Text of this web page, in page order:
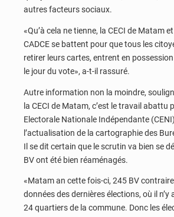
autres facteurs sociaux.
«Qu’à cela ne tienne, la CECI de Matam
CADCE se battent pour que tous les
retirer leurs cartes, entrent en
le jour du vote», a-t-il rassuré.
Autre information non la moindre,
la CECI de Matam, c’est le travail abattu
Electorale Nationale Indépendante
l’actualisation de la cartographie des
Il se dit certain que le scrutin va bien se
BV ont été bien réaménagés.
«Matam an cette fois-ci, 245 BV
données des dernières élections, où il
24 quartiers de la commune. Donc les